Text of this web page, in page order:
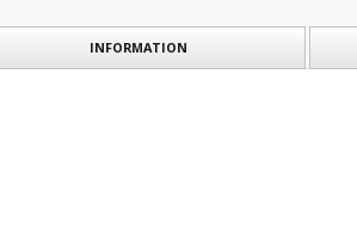
INFORMATION